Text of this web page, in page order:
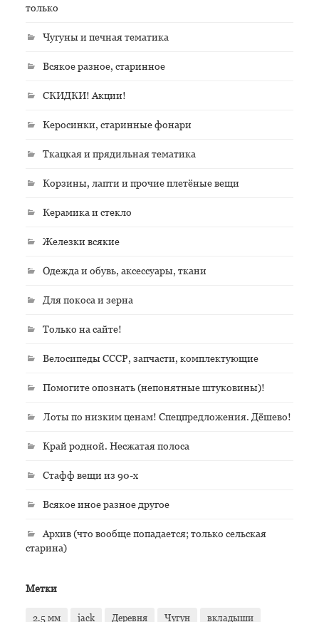
только
Чугуны и печная тематика
Всякое разное, старинное
СКИДКИ! Акции!
Керосинки, старинные фонари
Ткацкая и прядильная тематика
Корзины, лапти и прочие плетёные вещи
Керамика и стекло
Железки всякие
Одежда и обувь, аксессуары, ткани
Для покоса и зерна
Только на сайте!
Велосипеды СССР, запчасти, комплектующие
Помогите опознать (непонятные штуковины)!
Лоты по низким ценам! Спецпредложения. Дёшево!
Край родной. Несжатая полоса
Стафф вещи из 90-х
Всякое иное разное другое
Архив (что вообще попадается; только сельская
старина)
Метки
2.5 мм jack Деревня Чугун вкладыши